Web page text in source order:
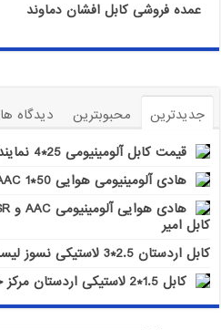
عمده فروشی کابل افشان دماوند
جدیدترین محبوبترین دیدگاه ها
قیمت کابل آلومینیومی 25*4 نمایندگی فروش تهران لاله زار
هادی آلومینیومی هوایی 50*1 AAC و AAAC صادرات ماهان کابل
کابل امیر
کابل اردستان 2.5*3 لاستیکی نسوز لیست قیمت روز
کابل 1.5*2 لاستیکی اردستان مرکز خرید